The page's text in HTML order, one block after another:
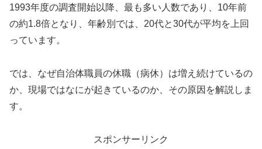
1993年度の調査開始以降、最も多い人数であり、10年前
の約1.8倍となり、年齢別では、20代と30代が平均を上回
っています。
では、なぜ自治体職員の休職（病休）は増え続けているの
か、現場ではなにが起きているのか、その原因を解説しま
す。
スポンサーリンク